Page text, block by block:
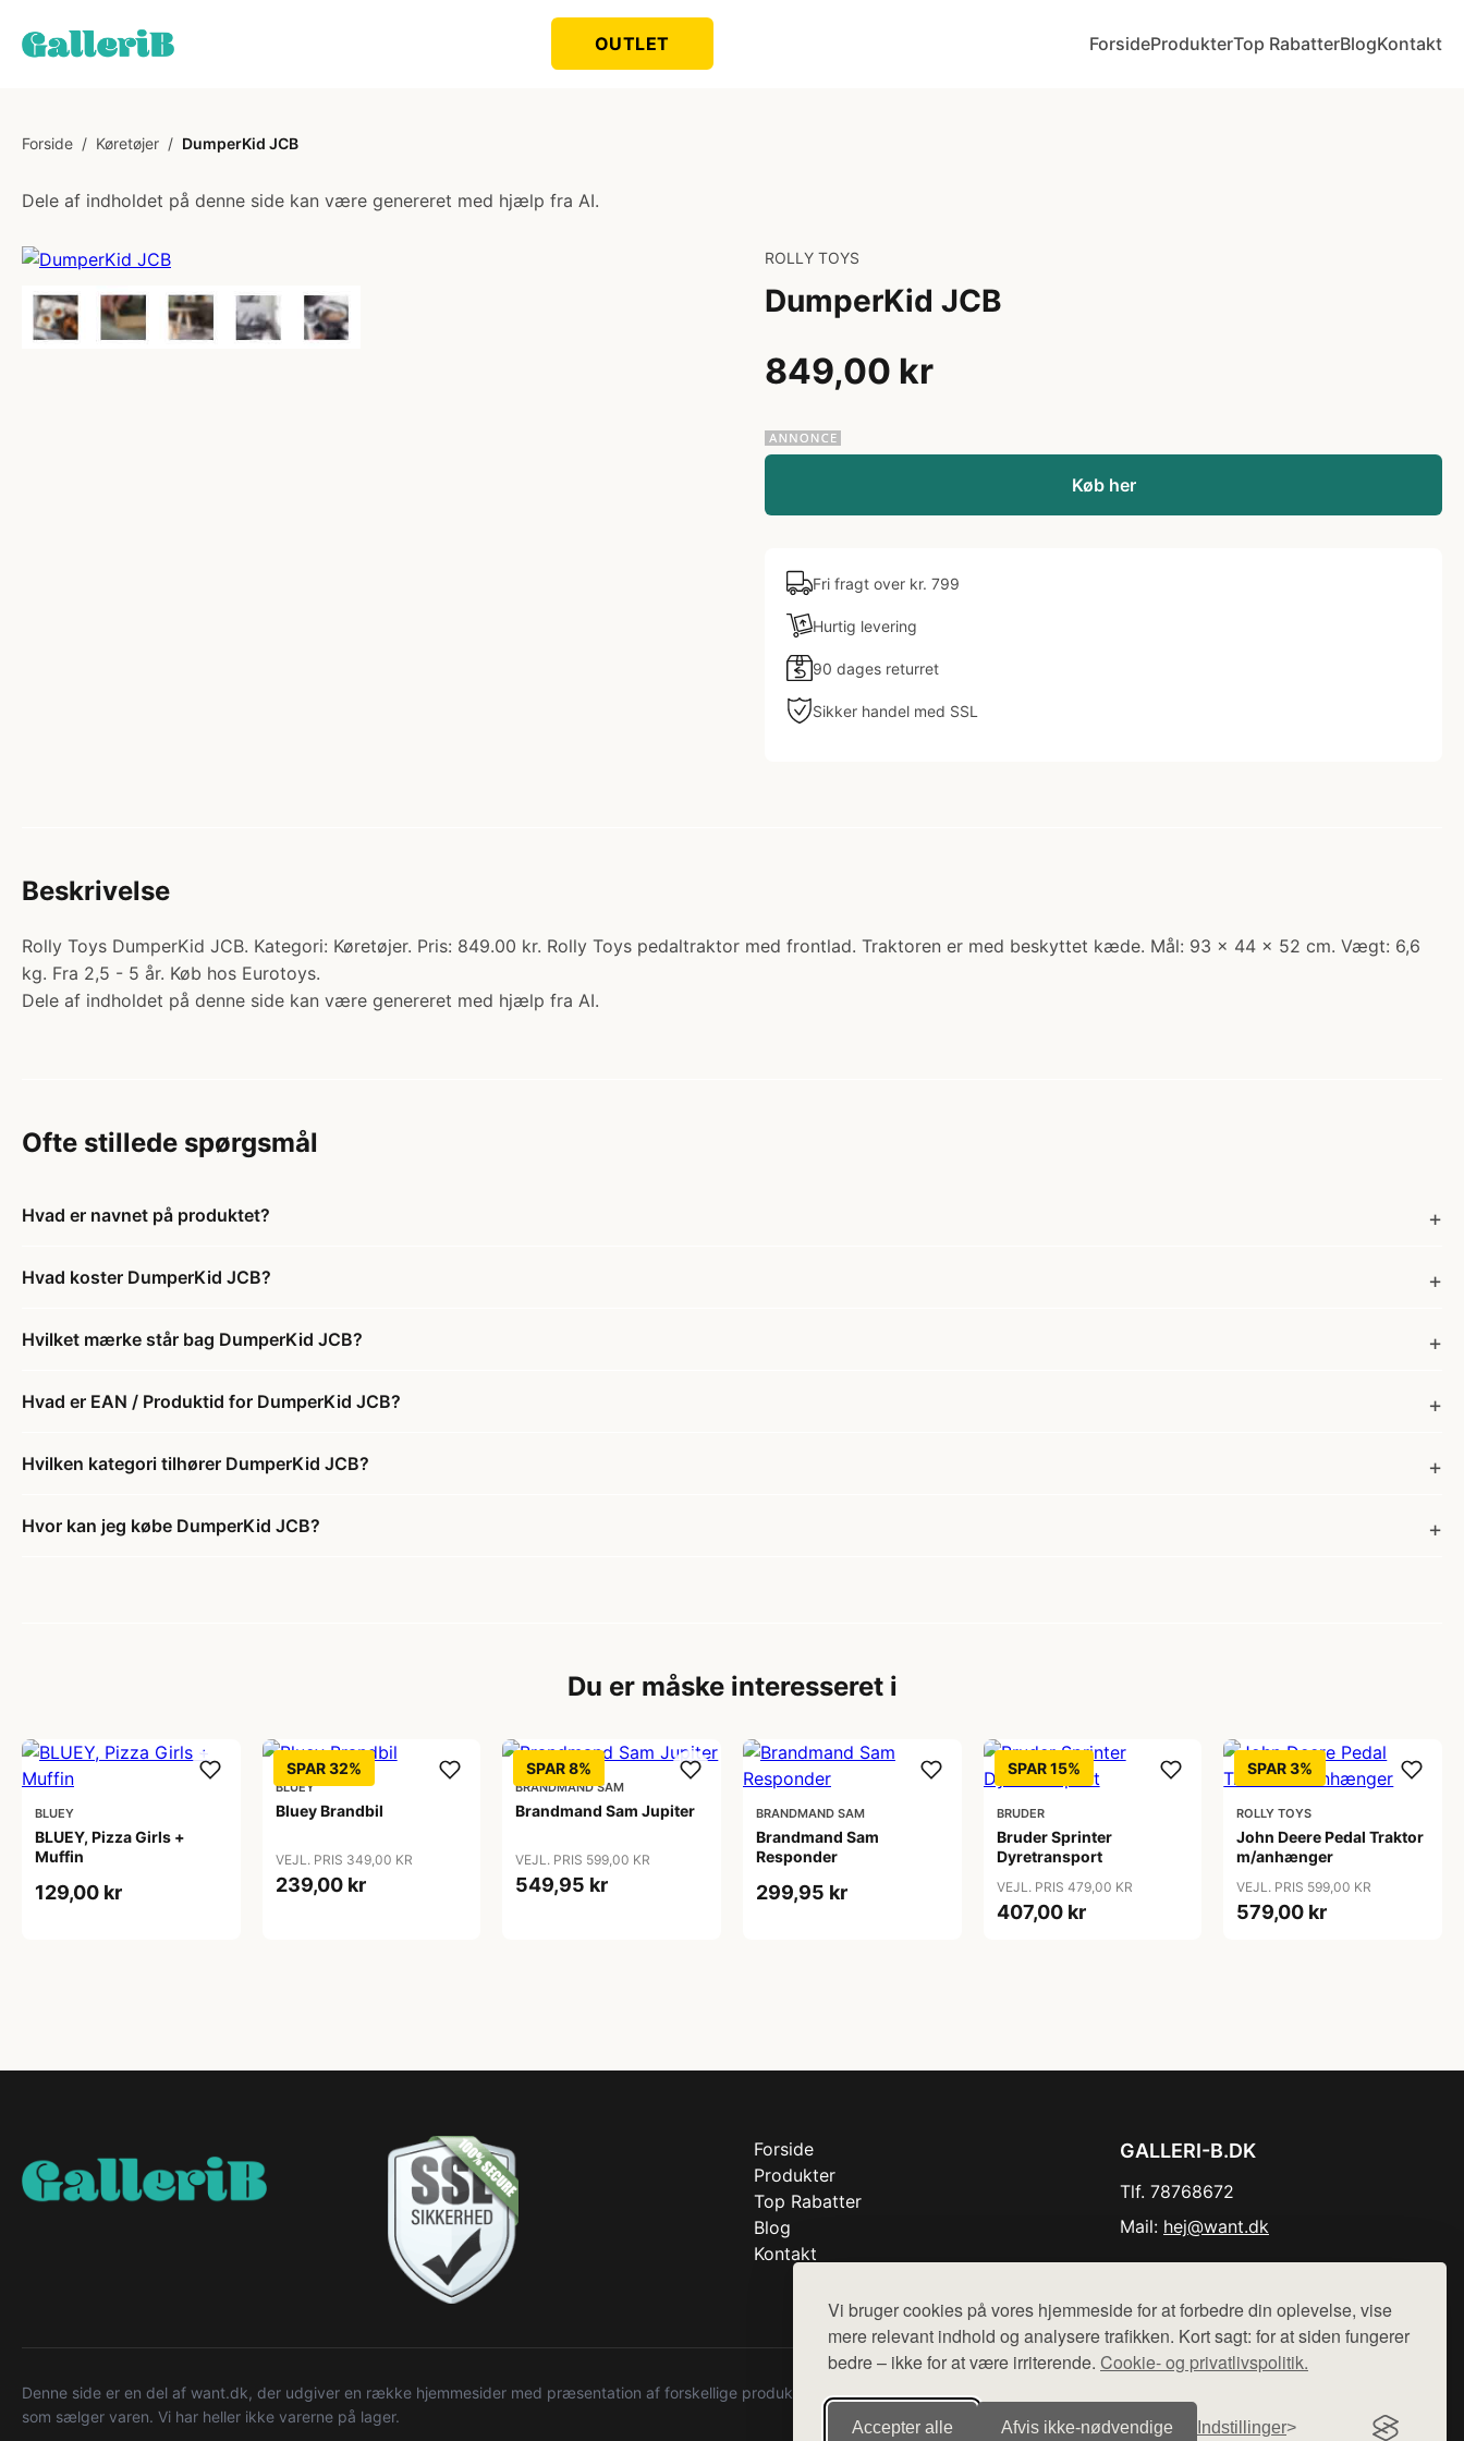
Vi bruger cookies på vores hjemmeside for at forbedre din oplevelse, vise
mere relevant indhold og analysere trafikken. Kort sagt: for at siden fungerer
bedre – ikke for at være irriterende. Cookie- og privatlivspolitik.
Accepter alle Afvis ikke‑nødvendige Indstillinger
OUTLET ForsideProdukterTop RabatterBlogKontakt
Forside / Køretøjer / DumperKid JCB
Dele af indholdet på denne side kan være genereret med hjælp fra AI.
ROLLY TOYS
DumperKid JCB
849,00 kr
Køb her
Fri fragt over kr. 799
Hurtig levering
90 dages returret
Sikker handel med SSL
Beskrivelse
Rolly Toys DumperKid JCB. Kategori: Køretøjer. Pris: 849.00 kr. Rolly Toys pedaltraktor med frontlad. Traktoren er med beskyttet kæde. Mål: 93 x 44 x 52 cm. Vægt: 6,6
kg. Fra 2,5 - 5 år. Køb hos Eurotoys.
Dele af indholdet på denne side kan være genereret med hjælp fra AI.
Ofte stillede spørgsmål
Hvad er navnet på produktet?
Hvad koster DumperKid JCB?
Hvilket mærke står bag DumperKid JCB?
Hvad er EAN / Produktid for DumperKid JCB?
Hvilken kategori tilhører DumperKid JCB?
Hvor kan jeg købe DumperKid JCB?
Du er måske interesseret i
BLUEY
BLUEY, Pizza Girls +
Muffin
129,00 kr
SPAR 32%
BLUEY
Bluey Brandbil
VEJL. PRIS 349,00 KR
239,00 kr
SPAR 8%
BRANDMAND SAM
Brandmand Sam Jupiter
VEJL. PRIS 599,00 KR
549,95 kr
BRANDMAND SAM
Brandmand Sam
Responder
299,95 kr
SPAR 15%
BRUDER
Bruder Sprinter
Dyretransport
VEJL. PRIS 479,00 KR
407,00 kr
SPAR 3%
ROLLY TOYS
John Deere Pedal Traktor
m/anhænger
VEJL. PRIS 599,00 KR
579,00 kr
Forside
Produkter
Top Rabatter
Blog
Kontakt
GALLERI-B.DK
Tlf. 78768672
Mail: hej@want.dk
Denne side er en del af want.dk, der udgiver en række hjemmesider med præsentation af forskellige produkter fra diverse webshops. Der sælges ikke varer fra denne side - vi henviser til de shops,
som sælger varen. Vi har heller ikke varerne på lager.